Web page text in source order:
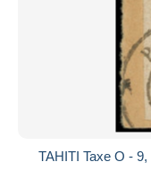
TAHITI Taxe O -